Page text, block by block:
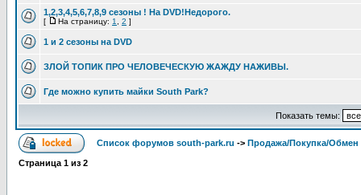
1,2,3,4,5,6,7,8,9 сезоны ! На DVD!Недорого.
[ На страницу: 1 2 ]
1 и 2 сезоны на DVD
ЗЛОЙ ТОПИК ПРО ЧЕЛОВЕЧЕСКУЮ ЖАЖДУ НАЖИВЫ.
Где можно купить майки South Park?
Показать темы:
Список форумов south-park.ru -> Продажа/Покупка/Обмен
Страница 1 из 2